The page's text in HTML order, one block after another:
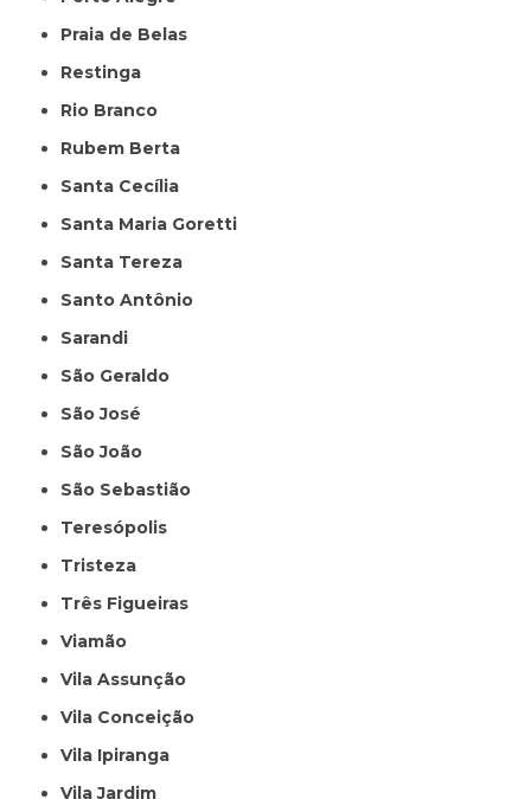
Praia de Belas
Restinga
Rio Branco
Rubem Berta
Santa Cecília
Santa Maria Goretti
Santa Tereza
Santo Antônio
Sarandi
São Geraldo
São José
São João
São Sebastião
Teresópolis
Tristeza
Três Figueiras
Viamão
Vila Assunção
Vila Conceição
Vila Ipiranga
Vila Jardim